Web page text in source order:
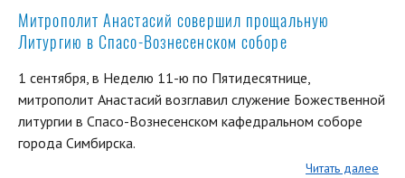
Митрополит Анастасий совершил прощальную
Литургию в Спасо-Вознесенском соборе
1 сентября, в Неделю 11-ю по Пятидесятнице,
митрополит Анастасий возглавил служение Божественной
литургии в Спасо-Вознесенском кафедральном соборе
города Симбирска.
Читать далее